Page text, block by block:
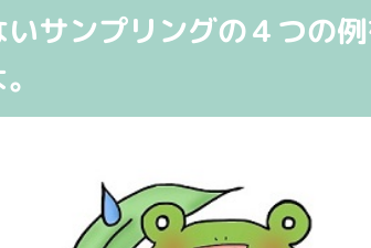
サンプリングの４つの